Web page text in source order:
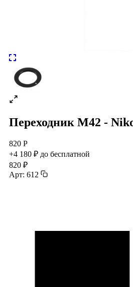
Переходник М42 -
820 Р
+4 180 ₽ до бесплатной
820 ₽
Арт: 612